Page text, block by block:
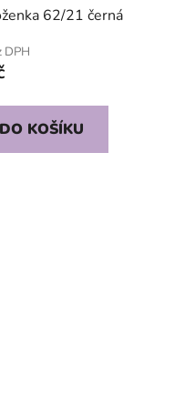
62/21 černá
DPH
DO KOŠÍKU